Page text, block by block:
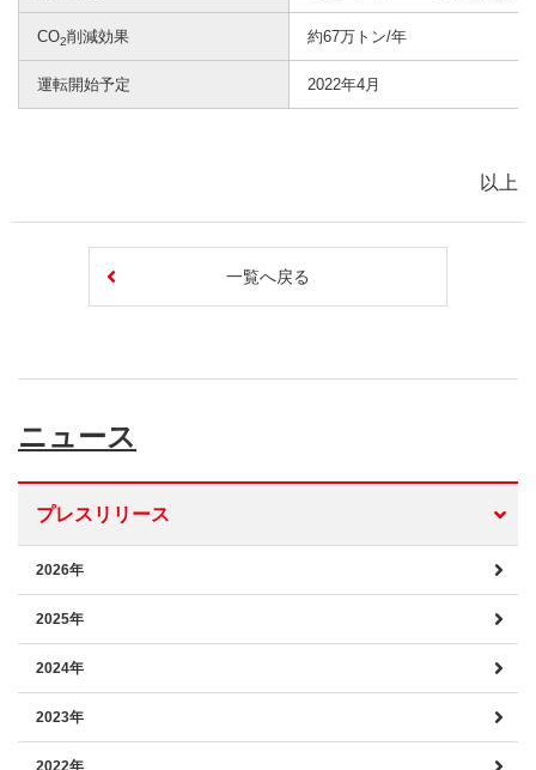
CO2削減効果 約67万トン/年
運転開始予定 2022年4月
以上
一覧へ戻る
ニュース
プレスリリース
2026年
2025年
2024年
2023年
2022年